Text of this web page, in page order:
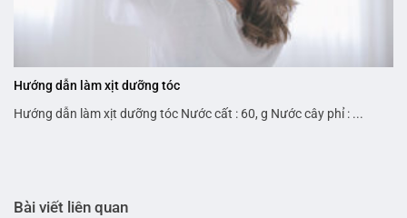
Hướng dẫn làm xịt dưỡng tóc
Hướng dẫn làm xịt dưỡng tóc Nước cất : 60, g Nước cây phỉ : ...
Bài viết liên quan